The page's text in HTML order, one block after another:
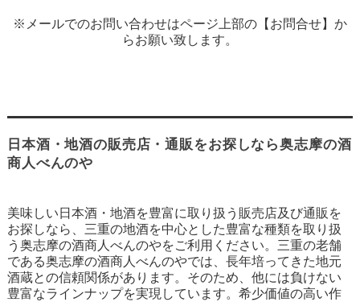
※メールでのお問い合わせはページ上部の【お問合せ】か
らお願い致します。
日本酒・地酒の販売店・通販をお探しなら奥志摩の酒
商人べんのや
美味しい日本酒・地酒を豊富に取り扱う販売店及び通販を
お探しなら、三重の地酒を中心とした豊富な種類を取り扱
う奥志摩の酒商人べんのやをご利用ください。三重の老舗
である奥志摩の酒商人べんのやでは、長年培ってきた地元
酒蔵との信頼関係があります。そのため、他には負けない
豊富なラインナップを実現しています。希少価値の高い作